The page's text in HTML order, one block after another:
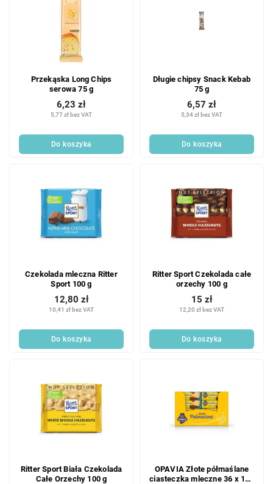
Przekąska Long Chips
serowa 75 g
5,77 zł bez VAT
6,23 zł
Do koszyka
Długie chipsy Snack Kebab
75 g
5,34 zł bez VAT
6,57 zł
Do koszyka
Czekolada mleczna Ritter
Sport 100 g
10,41 zł bez VAT
12,80 zł
Do koszyka
Ritter Sport Czekolada całe
orzechy 100 g
12,20 zł bez VAT
15 zł
Do koszyka
Ritter Sport Biała Czekolada
Całe Orzechy 100 g
OPAVIA Złote półmaślane
ciasteczka mleczne 36 x 100